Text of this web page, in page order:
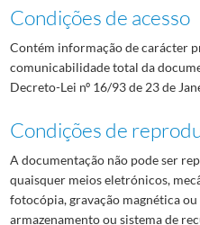
Condições de acesso
Contém informação de carácter
comunicabilidade total da
Decreto-Lei nº 16/93 de 23 de
Condições de
A documentação não pode ser
quaisquer meios eletrónicos,
fotocópia, gravação magnética
armazenamento ou sistema de